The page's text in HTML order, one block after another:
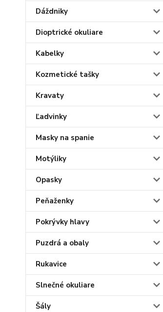
Dáždniky
Dioptrické okuliare
Kabelky
Kozmetické tašky
Kravaty
Ľadvinky
Masky na spanie
Motýliky
Opasky
Peňaženky
Pokrývky hlavy
Puzdrá a obaly
Rukavice
Slnečné okuliare
Šály